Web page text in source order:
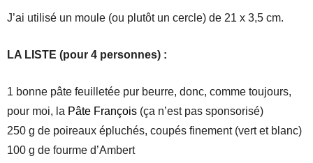
J’ai utilisé un moule (ou plutôt un cercle) de 21 x 3,5 cm.
LA LISTE (pour 4 personnes) :
1 bonne pâte feuilletée pur beurre, donc, comme toujours,
pour moi, la Pâte François (ça n’est pas sponsorisé)
250 g de poireaux épluchés, coupés finement (vert et blanc)
100 g de fourme d’Ambert